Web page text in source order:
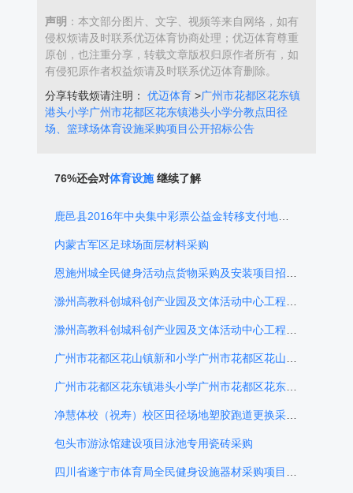
声明 ：本文部分图片、文字、视频等来自网络，如有
侵权烦请及时联系优迈体育协商处理；优迈体育尊重
原创，也注重分享，转载文章版权归原作者所有，如
有侵犯原作者权益烦请及时联系优迈体育删除。
分享转载烦请注明：
优迈体育>广州市花都区花东镇
港头小学广州市花都区花东镇港头小学分教点田径
场、篮球场体育设施采购项目公开招标公告
76%还会对体育设施继续了解
内蒙古军区足球场面层材料采购
包头市游泳馆建设项目泳池专用瓷砖采购